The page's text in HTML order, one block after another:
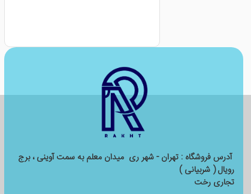
آدرس فروشگاه : تهران - شهر ری میدان معلم به سمت آوینی ، برج
رویال ( شربیانی )
تجاری رخت